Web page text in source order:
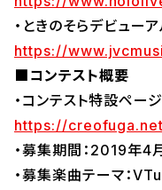
・ときのそらデビュー
https://
■コンテスト概要
・コンテスト特設ページ
https://
・募集期間：2019年4
・募集楽曲テーマ：